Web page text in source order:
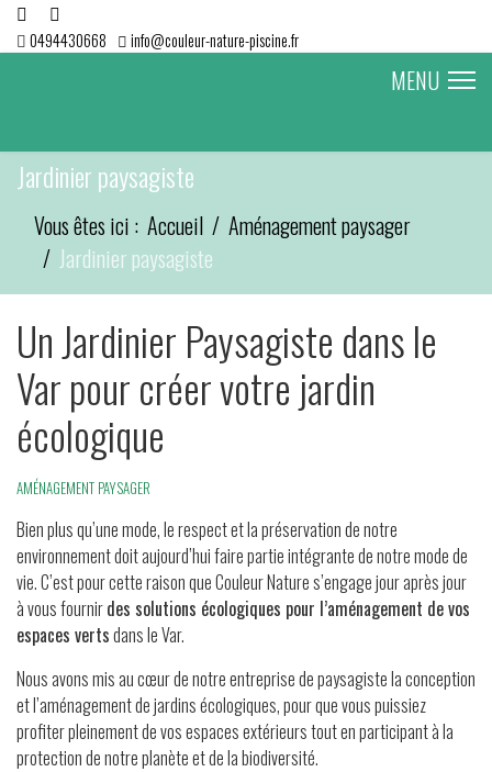
0494430668 info@couleur-nature-piscine.fr
MENU
Jardinier paysagiste
Vous êtes ici : Accueil
Aménagement paysager
Jardinier paysagiste
Un Jardinier Paysagiste dans le
Var pour créer votre jardin
écologique
AMÉNAGEMENT PAYSAGER
Bien plus qu’une mode, le respect et la préservation de notre
environnement doit aujourd’hui faire partie intégrante de notre mode de
vie. C’est pour cette raison que Couleur Nature s’engage jour après jour
à vous fournirdes solutions écologiques pour l’aménagement de vos
espaces vertsdans le Var.
Nous avons mis au cœur de notre entreprise de paysagiste la conception
et l’aménagement de jardins écologiques, pour que vous puissiez
profiter pleinement de vos espaces extérieurs tout en participant à la
protection de notre planète et de la biodiversité.